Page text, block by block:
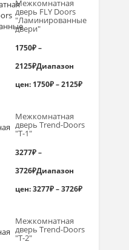
Межкомнатная
дверь FLY Doors
"Ламинированные
двери"
1750₽–
2125₽Диапазон
цен: 1750₽ – 2125₽
Межкомнатная
дверь Trend-Doоrs
"Т-1"
3277₽–
3726₽Диапазон
цен: 3277₽ – 3726₽
Межкомнатная
дверь Trend-Doоrs
"Т-2"